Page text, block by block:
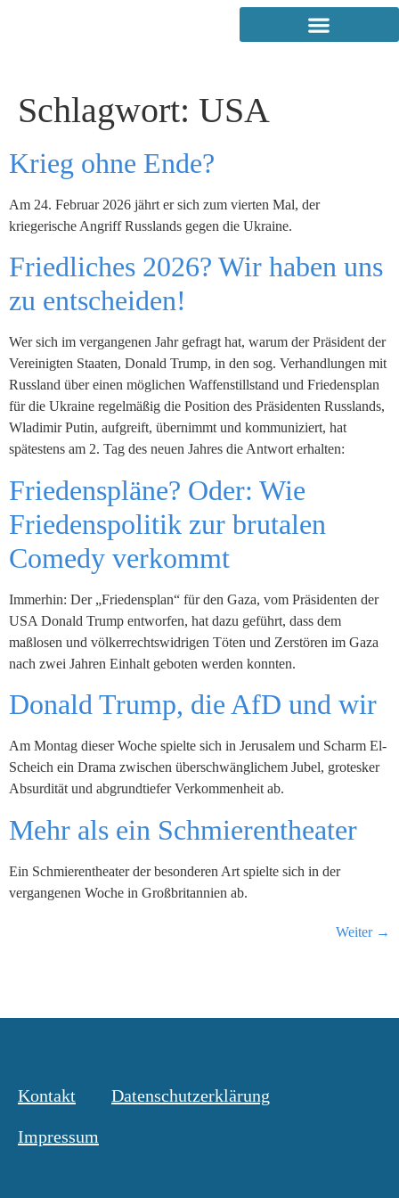
Schlagwort: USA
Krieg ohne Ende?
Am 24. Februar 2026 jährt er sich zum vierten Mal, der
kriegerische Angriff Russlands gegen die Ukraine.
Friedliches 2026? Wir haben uns
zu entscheiden!
Wer sich im vergangenen Jahr gefragt hat, warum der Präsident der
Vereinigten Staaten, Donald Trump, in den sog. Verhandlungen mit
Russland über einen möglichen Waffenstillstand und Friedensplan
für die Ukraine regelmäßig die Position des Präsidenten Russlands,
Wladimir Putin, aufgreift, übernimmt und kommuniziert, hat
spätestens am 2. Tag des neuen Jahres die Antwort erhalten:
Friedenspläne? Oder: Wie
Friedenspolitik zur brutalen
Comedy verkommt
Immerhin: Der „Friedensplan“ für den Gaza, vom Präsidenten der
USA Donald Trump entworfen, hat dazu geführt, dass dem
maßlosen und völkerrechtswidrigen Töten und Zerstören im Gaza
nach zwei Jahren Einhalt geboten werden konnten.
Donald Trump, die AfD und wir
Am Montag dieser Woche spielte sich in Jerusalem und Scharm El-
Scheich ein Drama zwischen überschwänglichem Jubel, grotesker
Absurdität und abgrundtiefer Verkommenheit ab.
Mehr als ein Schmierentheater
Ein Schmierentheater der besonderen Art spielte sich in der
vergangenen Woche in Großbritannien ab.
Weiter →
Kontakt Datenschutzerklärung
Impressum